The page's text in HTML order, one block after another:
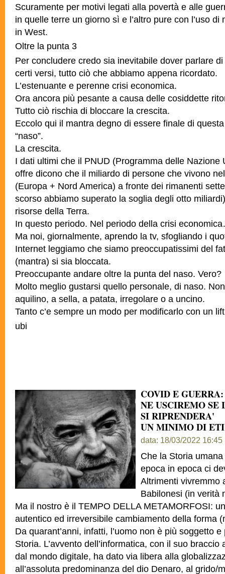
Scuramente per motivi legati alla povertà e alle
in quelle terre un giorno sì e l’altro pure con l’uso
in West.
Oltre la punta 3
Per concludere credo sia inevitabile dover parlare
certi versi, tutto ciò che abbiamo appena ricordato.
L’estenuante e perenne crisi economica.
Ora ancora più pesante a causa delle cosiddette
Tutto ciò rischia di bloccare la crescita.
Eccolo qui il mantra degno di essere finale di
“naso”.
La crescita.
I dati ultimi che il PNUD (Programma delle Nazione
offre dicono che il miliardo di persone che vivono
(Europa + Nord America) a fronte dei rimanenti
scorso abbiamo superato la soglia degli otto
risorse della Terra.
In questo periodo. Nel periodo della crisi
Ma noi, giornalmente, aprendo la tv, sfogliando i
Internet leggiamo che siamo preoccupatissimi del
(mantra) si sia bloccata.
Preoccupante andare oltre la punta del naso. Vero?
Molto meglio gustarsi quello personale, di naso.
aquilino, a sella, a patata, irregolare o a uncino.
Tanto c’e sempre un modo per modificarlo con un
ubi
COVID E GUERRA:
NE USCIREMO SE
SI RIPRENDERA'
UN MINIMO DI
data: 18/03/2022 16:45
Che la Storia
epoca in epoca ci
Altrimenti vivremmo
Babilonesi (in
Ma il nostro è il TEMPO DELLA METAMORFOSI:
autentico ed irreversibile cambiamento della forma
Da quarant’anni, infatti, l’uomo non è più soggetto
Storia. L’avvento dell’informatica, con il suo
dal mondo digitale, ha dato via libera alla
all’assoluta predominanza del dio Denaro, al grido/